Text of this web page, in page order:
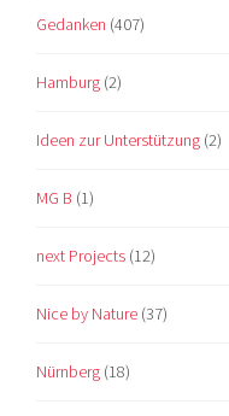
Gedanken (407)
Hamburg (2)
Ideen zur Unterstützung (2)
MG B (1)
next Projects (12)
Nice by Nature (37)
Nürnberg (18)